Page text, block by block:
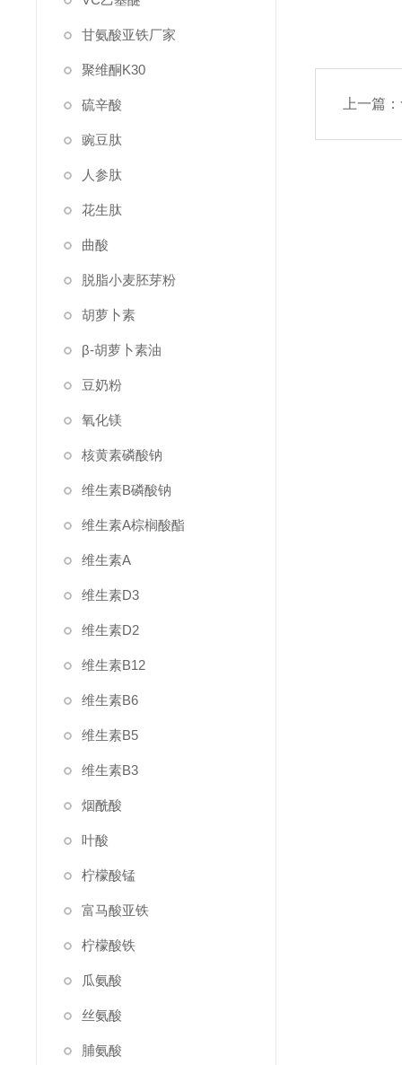
甘氨酸亚铁厂家
聚维酮K30
硫辛酸
豌豆肽
人参肽
花生肽
曲酸
脱脂小麦胚芽粉
胡萝卜素
β-胡萝卜素油
豆奶粉
氧化镁
核黄素磷酸钠
维生素B磷酸钠
维生素A棕榈酸酯
维生素A
维生素D3
维生素D2
维生素B12
维生素B6
维生素B5
维生素B3
烟酰酸
叶酸
柠檬酸锰
富马酸亚铁
柠檬酸铁
瓜氨酸
丝氨酸
脯氨酸
上一篇：